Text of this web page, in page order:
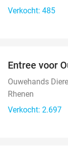
Verkocht: 485
Entree voor
Ouwehands
Rhenen
Verkocht: 2.697